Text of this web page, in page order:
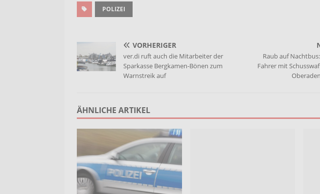
POLIZEI
VORHERIGER
ver.di ruft auch die Mitarbeiter der
Sparkasse Bergkamen-Bönen zum
Warnstreik auf
Raub auf
Fahrer mit
ÄHNLICHE ARTIKEL